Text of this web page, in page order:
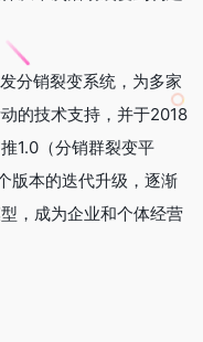
分销裂变系统，为多家
的技术支持，并于2018
1.0（分销群裂变平
版本的迭代升级，逐渐
，成为企业和个体经营